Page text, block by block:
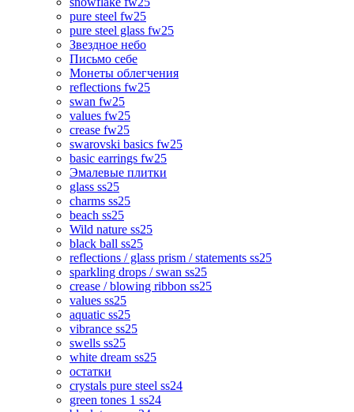
pure steel fw25
pure steel glass fw25
Звездное небо
Письмо себе
Монеты облегчения
reflections fw25
swan fw25
values fw25
crease fw25
swarovski basics fw25
basic earrings fw25
Эмалевые плитки
glass ss25
charms ss25
beach ss25
Wild nature ss25
black ball ss25
reflections / glass prism / statements ss25
sparkling drops / swan ss25
crease / blowing ribbon ss25
values ss25
aquatic ss25
vibrance ss25
swells ss25
white dream ss25
остатки
crystals pure steel ss24
green tones 1 ss24